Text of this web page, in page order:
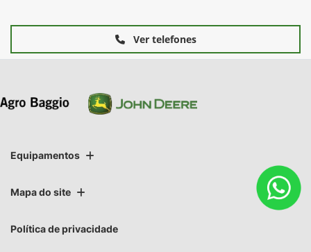
Ver telefones
Equipamentos
Mapa do site
Política de privacidade